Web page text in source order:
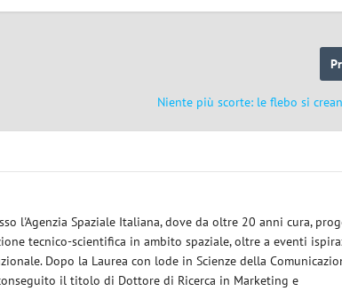
Niente più scorte: le flebo si
l'Agenzia Spaziale Italiana, dove da oltre 20 anni cura,
tecnico-scientifica in ambito spaziale, oltre a eventi
Dopo la Laurea con lode in Scienze della
il titolo di Dottore di Ricerca in Marketing e